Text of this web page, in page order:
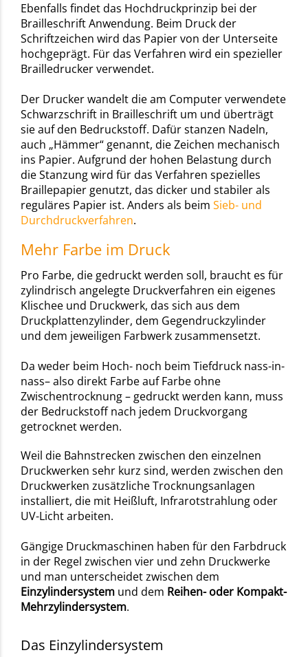
Ebenfalls findet das Hochdruckprinzip bei der
Brailleschrift Anwendung. Beim Druck der
Schriftzeichen wird das Papier von der Unterseite
hochgeprägt. Für das Verfahren wird ein spezieller
Brailledrucker verwendet.
Der Drucker wandelt die am Computer verwendete
Schwarzschrift in Brailleschrift um und überträgt
sie auf den Bedruckstoff. Dafür stanzen Nadeln,
auch „Hämmer“ genannt, die Zeichen mechanisch
ins Papier. Aufgrund der hohen Belastung durch
die Stanzung wird für das Verfahren spezielles
Braillepapier genutzt, das dicker und stabiler als
reguläres Papier ist. Anders als beim Sieb- und
Durchdruckverfahren.
Mehr Farbe im Druck
Pro Farbe, die gedruckt werden soll, braucht es für
zylindrisch angelegte Druckverfahren ein eigenes
Klischee und Druckwerk, das sich aus dem
Druckplattenzylinder, dem Gegendruckzylinder
und dem jeweiligen Farbwerk zusammensetzt.
Da weder beim Hoch- noch beim Tiefdruck nass-in-
nass– also direkt Farbe auf Farbe ohne
Zwischentrocknung – gedruckt werden kann, muss
der Bedruckstoff nach jedem Druckvorgang
getrocknet werden.
Weil die Bahnstrecken zwischen den einzelnen
Druckwerken sehr kurz sind, werden zwischen den
Druckwerken zusätzliche Trocknungsanlagen
installiert, die mit Heißluft, Infrarotstrahlung oder
UV-Licht arbeiten.
Gängige Druckmaschinen haben für den Farbdruck
in der Regel zwischen vier und zehn Druckwerke
und man unterscheidet zwischen dem
Einzylindersystem und dem Reihen- oder Kompakt-
Mehrzylindersystem.
Das Einzylindersystem